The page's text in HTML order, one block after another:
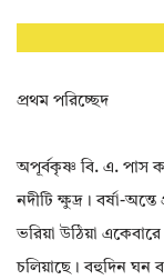
প্রথম পরিচ্ছেদ
অপূর্বকৃষ্ণ বি. এ. পাস
নদীটি ক্ষুদ্র। বর্ষা-
ভরিয়া উঠিয়া
চলিয়াছে। বহুদিন ঘন